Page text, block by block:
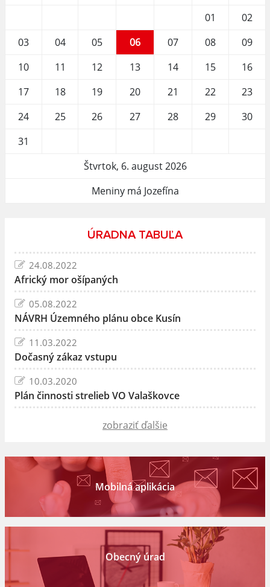
01
02
03
04 05 06 07 08
09
10
11 12 13 14 15
16
17
18 19 20 21 22
23
24
25 26 27 28 29
30
31
Štvrtok, 6. august 2026
Meniny má Jozefína
ÚRADNA TABUĽA
24.08.2022
Africký mor ošípaných
05.08.2022
NÁVRH Územného plánu obce Kusín
11.03.2022
Dočasný zákaz vstupu
10.03.2020
Plán činnosti strelieb VO Valaškovce
zobraziť ďalšie
Mobilná aplikácia
Obecný úrad